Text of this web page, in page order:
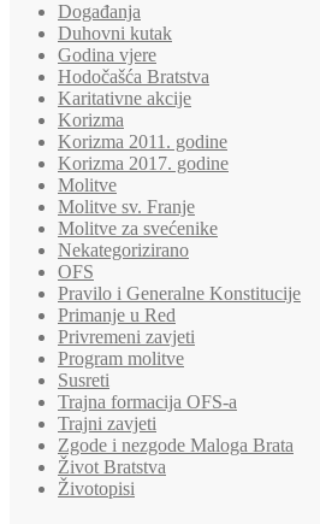
Događanja
Duhovni kutak
Godina vjere
Hodočašća Bratstva
Karitativne akcije
Korizma
Korizma 2011. godine
Korizma 2017. godine
Molitve
Molitve sv. Franje
Molitve za svećenike
Nekategorizirano
OFS
Pravilo i Generalne Konstitucije
Primanje u Red
Privremeni zavjeti
Program molitve
Susreti
Trajna formacija OFS-a
Trajni zavjeti
Zgode i nezgode Maloga Brata
Život Bratstva
Životopisi